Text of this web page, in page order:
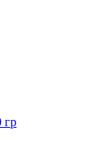
гр